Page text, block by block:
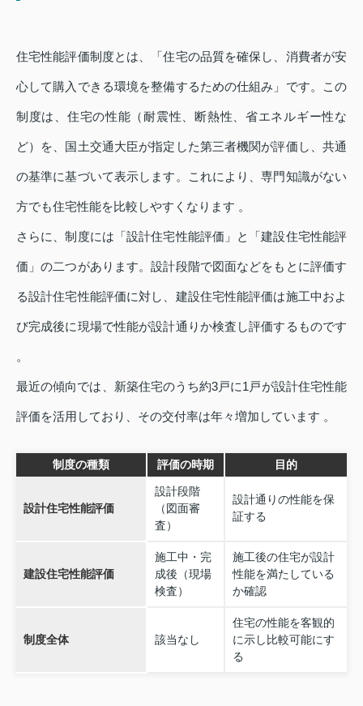
住宅性能評価制度とは、「住宅の品質を確保し、消費者が安
心して購入できる環境を整備するための仕組み」です。この
制度は、住宅の性能（耐震性、断熱性、省エネルギー性な
ど）を、国土交通大臣が指定した第三者機関が評価し、共通
の基準に基づいて表示します。これにより、専門知識がない
方でも住宅性能を比較しやすくなります 。
さらに、制度には「設計住宅性能評価」と「建設住宅性能評
価」の二つがあります。設計段階で図面などをもとに評価す
る設計住宅性能評価に対し、建設住宅性能評価は施工中およ
び完成後に現場で性能が設計通りか検査し評価するものです
。
最近の傾向では、新築住宅のうち約3戸に1戸が設計住宅性能
評価を活用しており、その交付率は年々増加しています 。
制度の種類 評価の時期 目的
設計住宅性能評価
設計段階
（図面審
査）
設計通りの性能を保
証する
建設住宅性能評価
施工中・完
成後（現場
検査）
施工後の住宅が設計
性能を満たしている
か確認
制度全体 該当なし
住宅の性能を客観的
に示し比較可能にす
る